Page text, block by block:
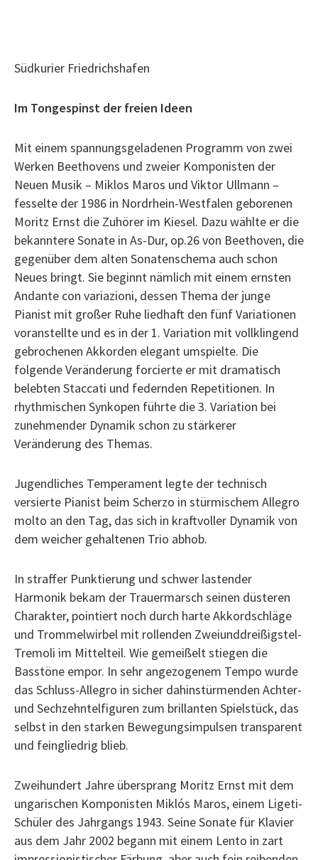
Südkurier Friedrichshafen
Im Tongespinst der freien Ideen
Mit einem spannungsgeladenen Programm von zwei
Werken Beethovens und zweier Komponisten der
Neuen Musik – Miklos Maros und Viktor Ullmann –
fesselte der 1986 in Nordrhein-Westfalen geborenen
Moritz Ernst die Zuhörer im Kiesel. Dazu wählte er die
bekanntere Sonate in As-Dur, op.26 von Beethoven, die
gegenüber dem alten Sonatenschema auch schon
Neues bringt. Sie beginnt nämlich mit einem ernsten
Andante con variazioni, dessen Thema der junge
Pianist mit großer Ruhe liedhaft den fünf Variationen
voranstellte und es in der 1. Variation mit vollklingend
gebrochenen Akkorden elegant umspielte. Die
folgende Veränderung forcierte er mit dramatisch
belebten Staccati und federnden Repetitionen. In
rhythmischen Synkopen führte die 3. Variation bei
zunehmender Dynamik schon zu stärkerer
Veränderung des Themas.
Jugendliches Temperament legte der technisch
versierte Pianist beim Scherzo in stürmischem Allegro
molto an den Tag, das sich in kraftvoller Dynamik von
dem weicher gehaltenen Trio abhob.
In straffer Punktierung und schwer lastender
Harmonik bekam der Trauermarsch seinen düsteren
Charakter, pointiert noch durch harte Akkordschläge
und Trommelwirbel mit rollenden Zweiunddreißigstel-
Tremoli im Mittelteil. Wie gemeißelt stiegen die
Basstöne empor. In sehr angezogenem Tempo wurde
das Schluss-Allegro in sicher dahinstürmenden Achter-
und Sechzehntelfiguren zum brillanten Spielstück, das
selbst in den starken Bewegungsimpulsen transparent
und feingliedrig blieb.
Zweihundert Jahre übersprang Moritz Ernst mit dem
ungarischen Komponisten Miklós Maros, einem Ligeti-
Schüler des Jahrgangs 1943. Seine Sonate für Klavier
aus dem Jahr 2002 begann mit einem Lento in zart